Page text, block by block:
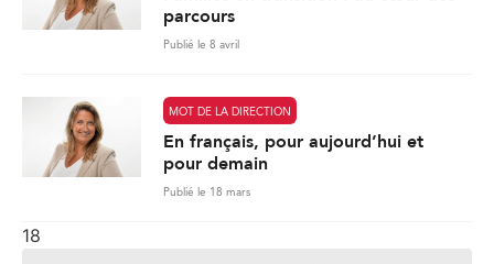
parcours
Publié le 8 avril
MOT DE LA DIRECTION
En français, pour aujourd’hui et
pour demain
Publié le 18 mars
18